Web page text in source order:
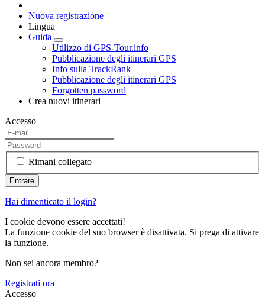
Nuova registrazione
Lingua
Guida
Utilizzo di GPS-Tour.info
Pubblicazione degli itinerari GPS
Info sulla TrackRank
Pubblicazione degli itinerari GPS
Forgotten password
Crea nuovi itinerari
Accesso
Rimani collegato
Hai dimenticato il login?
I cookie devono essere accettati!
La funzione cookie del suo browser è disattivata. Si prega di attivare
la funzione.
Non sei ancora membro?
Registrati ora
Accesso